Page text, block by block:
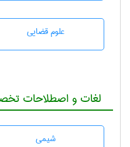
علوم قضایی
لغات و اصطلاحات
شيمی